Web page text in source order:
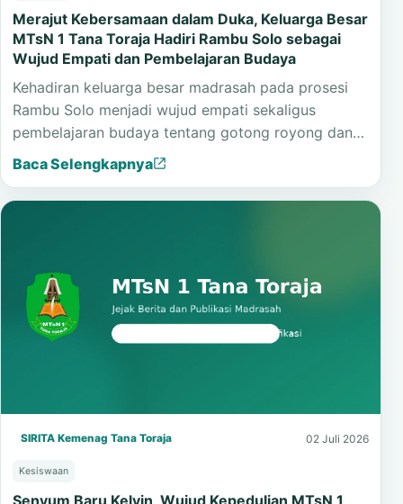
Merajut Kebersamaan dalam Duka, Keluarga Besar
MTsN 1 Tana Toraja Hadiri Rambu Solo sebagai
Wujud Empati dan Pembelajaran Budaya
Kehadiran keluarga besar madrasah pada prosesi
Rambu Solo menjadi wujud empati sekaligus
pembelajaran budaya tentang gotong royong dan…
Baca Selengkapnya
SIRITA Kemenag Tana Toraja 02 Juli 2026
Kesiswaan